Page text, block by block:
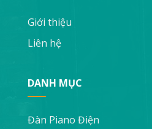
Giới thiệu
Liên hệ
DANH MỤC
Đàn Piano Điện